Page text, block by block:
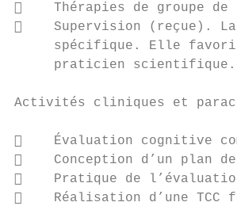
    Thérapies de groupe
    Supervision (reçue). La
spécifique. Elle
praticien
Activités cliniques et
    Évaluation cognitive
    Conception d’un plan
    Pratique de
    Réalisation d’une TCC